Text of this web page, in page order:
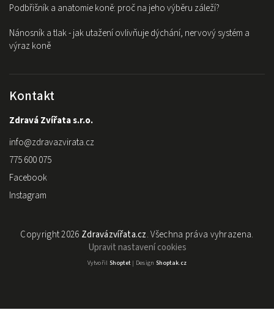
Podbřišník a anatomie koně: proč na jeho výběru záleží?
Nánosník a tlak - jak utažení ovlivňuje dýchání, nervový systém a
výraz koně
Kontakt
Zdravá Zvířata s.r.o.
info@zdravazvirata.cz
775 600 075
Facebook
Instagram
Copyright 2026 Zdravázvířata.cz. Všechna práva vyhrazena.
Upravit nastavení cookies
Vytvořil Shoptet| Design Shoptak.cz